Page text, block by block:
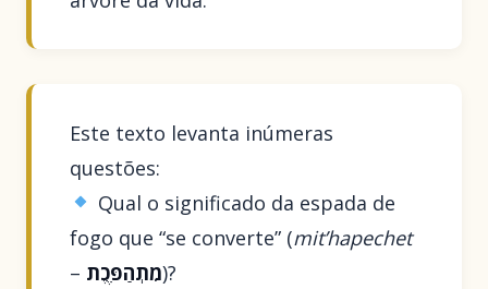
Este texto levanta inúmeras
questões:
Qual o significado da espada de
fogo que “se converte” (mit’hapechet
– מִתְהַפֶּכֶת)?